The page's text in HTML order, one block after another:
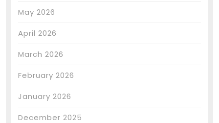
May 2026
April 2026
March 2026
February 2026
January 2026
December 2025